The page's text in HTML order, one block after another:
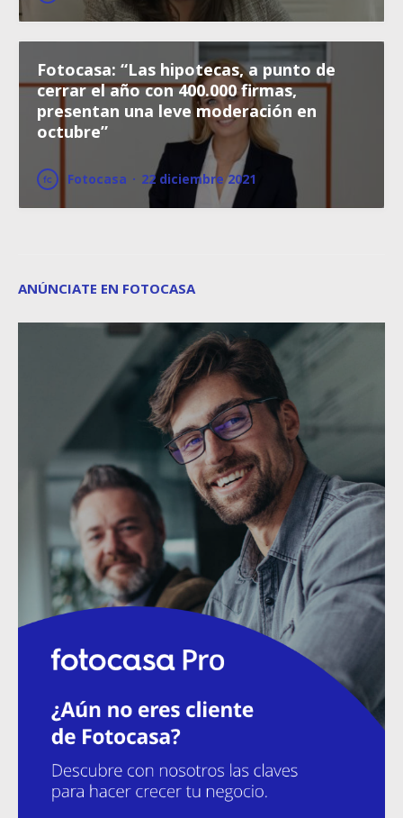
Fotocasa: “Las hipotecas, a punto de
cerrar el año con 400.000 firmas,
presentan una leve moderación en
octubre”
Fotocasa · 22 diciembre 2021
ANÚNCIATE EN FOTOCASA